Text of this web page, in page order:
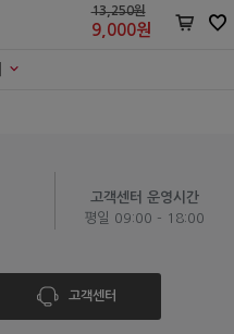
13,250원
9,000원
고객센터 운영시간
평일 09:00 - 18:00
고객센터